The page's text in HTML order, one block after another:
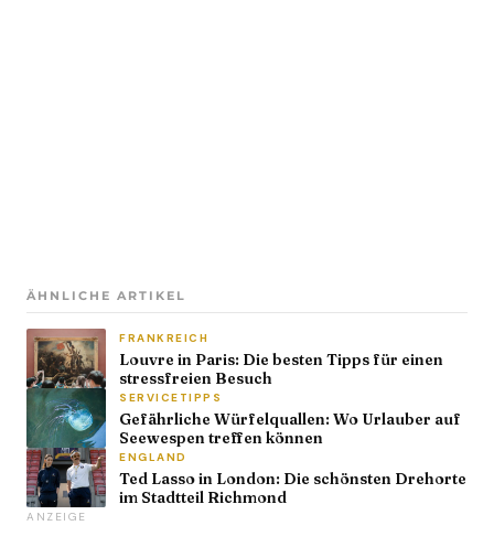
ÄHNLICHE ARTIKEL
FRANKREICH
Louvre in Paris: Die besten Tipps für einen
stressfreien Besuch
SERVICETIPPS
Gefährliche Würfelquallen: Wo Urlauber auf
Seewespen treffen können
ENGLAND
Ted Lasso in London: Die schönsten Drehorte
im Stadtteil Richmond
ANZEIGE